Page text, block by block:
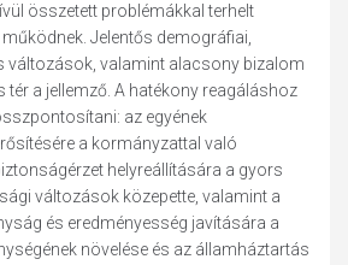
összetett problémákkal terhelt
Jelentős demográfiai,
változások, valamint alacsony bizalom
a jellemző. A hatékony reagáláshoz
az egyének
a kormányzattal való
helyreállítására a gyors
változások közepette, valamint a
és eredményesség javítására a
növelése és az államháztartás